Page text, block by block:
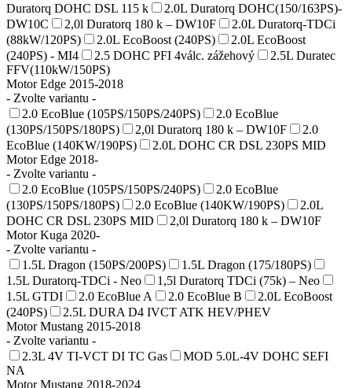
Duratorq DOHC DSL 115 k
2.0L Duratorq DOHC(150/163PS)-
DW10C
2,0l Duratorq 180 k – DW10F
2.0L Duratorq-TDCi
(88kW/120PS)
2.0L EcoBoost (240PS)
2.0L EcoBoost
(240PS) - MI4
2.5 DOHC PFI 4válc. zážehový
2.5L Duratec
FFV(110kW/150PS)
Motor Edge 2015-2018
- Zvolte variantu -
2.0 EcoBlue (105PS/150PS/240PS)
2.0 EcoBlue
(130PS/150PS/180PS)
2,0l Duratorq 180 k – DW10F
2.0
EcoBlue (140KW/190PS)
2.0L DOHC CR DSL 230PS MID
Motor Edge 2018-
- Zvolte variantu -
2.0 EcoBlue (105PS/150PS/240PS)
2.0 EcoBlue
(130PS/150PS/180PS)
2.0 EcoBlue (140KW/190PS)
2.0L
DOHC CR DSL 230PS MID
2,0l Duratorq 180 k – DW10F
Motor Kuga 2020-
- Zvolte variantu -
1.5L Dragon (150PS/200PS)
1.5L Dragon (175/180PS)
1.5L Duratorq-TDCi - Neo
1,5l Duratorq TDCi (75k) – Neo
1.5L GTDI
2.0 EcoBlue A 2.0 EcoBlue B
2.0L EcoBoost
(240PS)
2.5L DURA D4 IVCT ATK HEV/PHEV
Motor Mustang 2015-2018
- Zvolte variantu -
2.3L 4V TI-VCT DI TC Gas
MOD 5.0L-4V DOHC SEFI
NA
Motor Mustang 2018-2024